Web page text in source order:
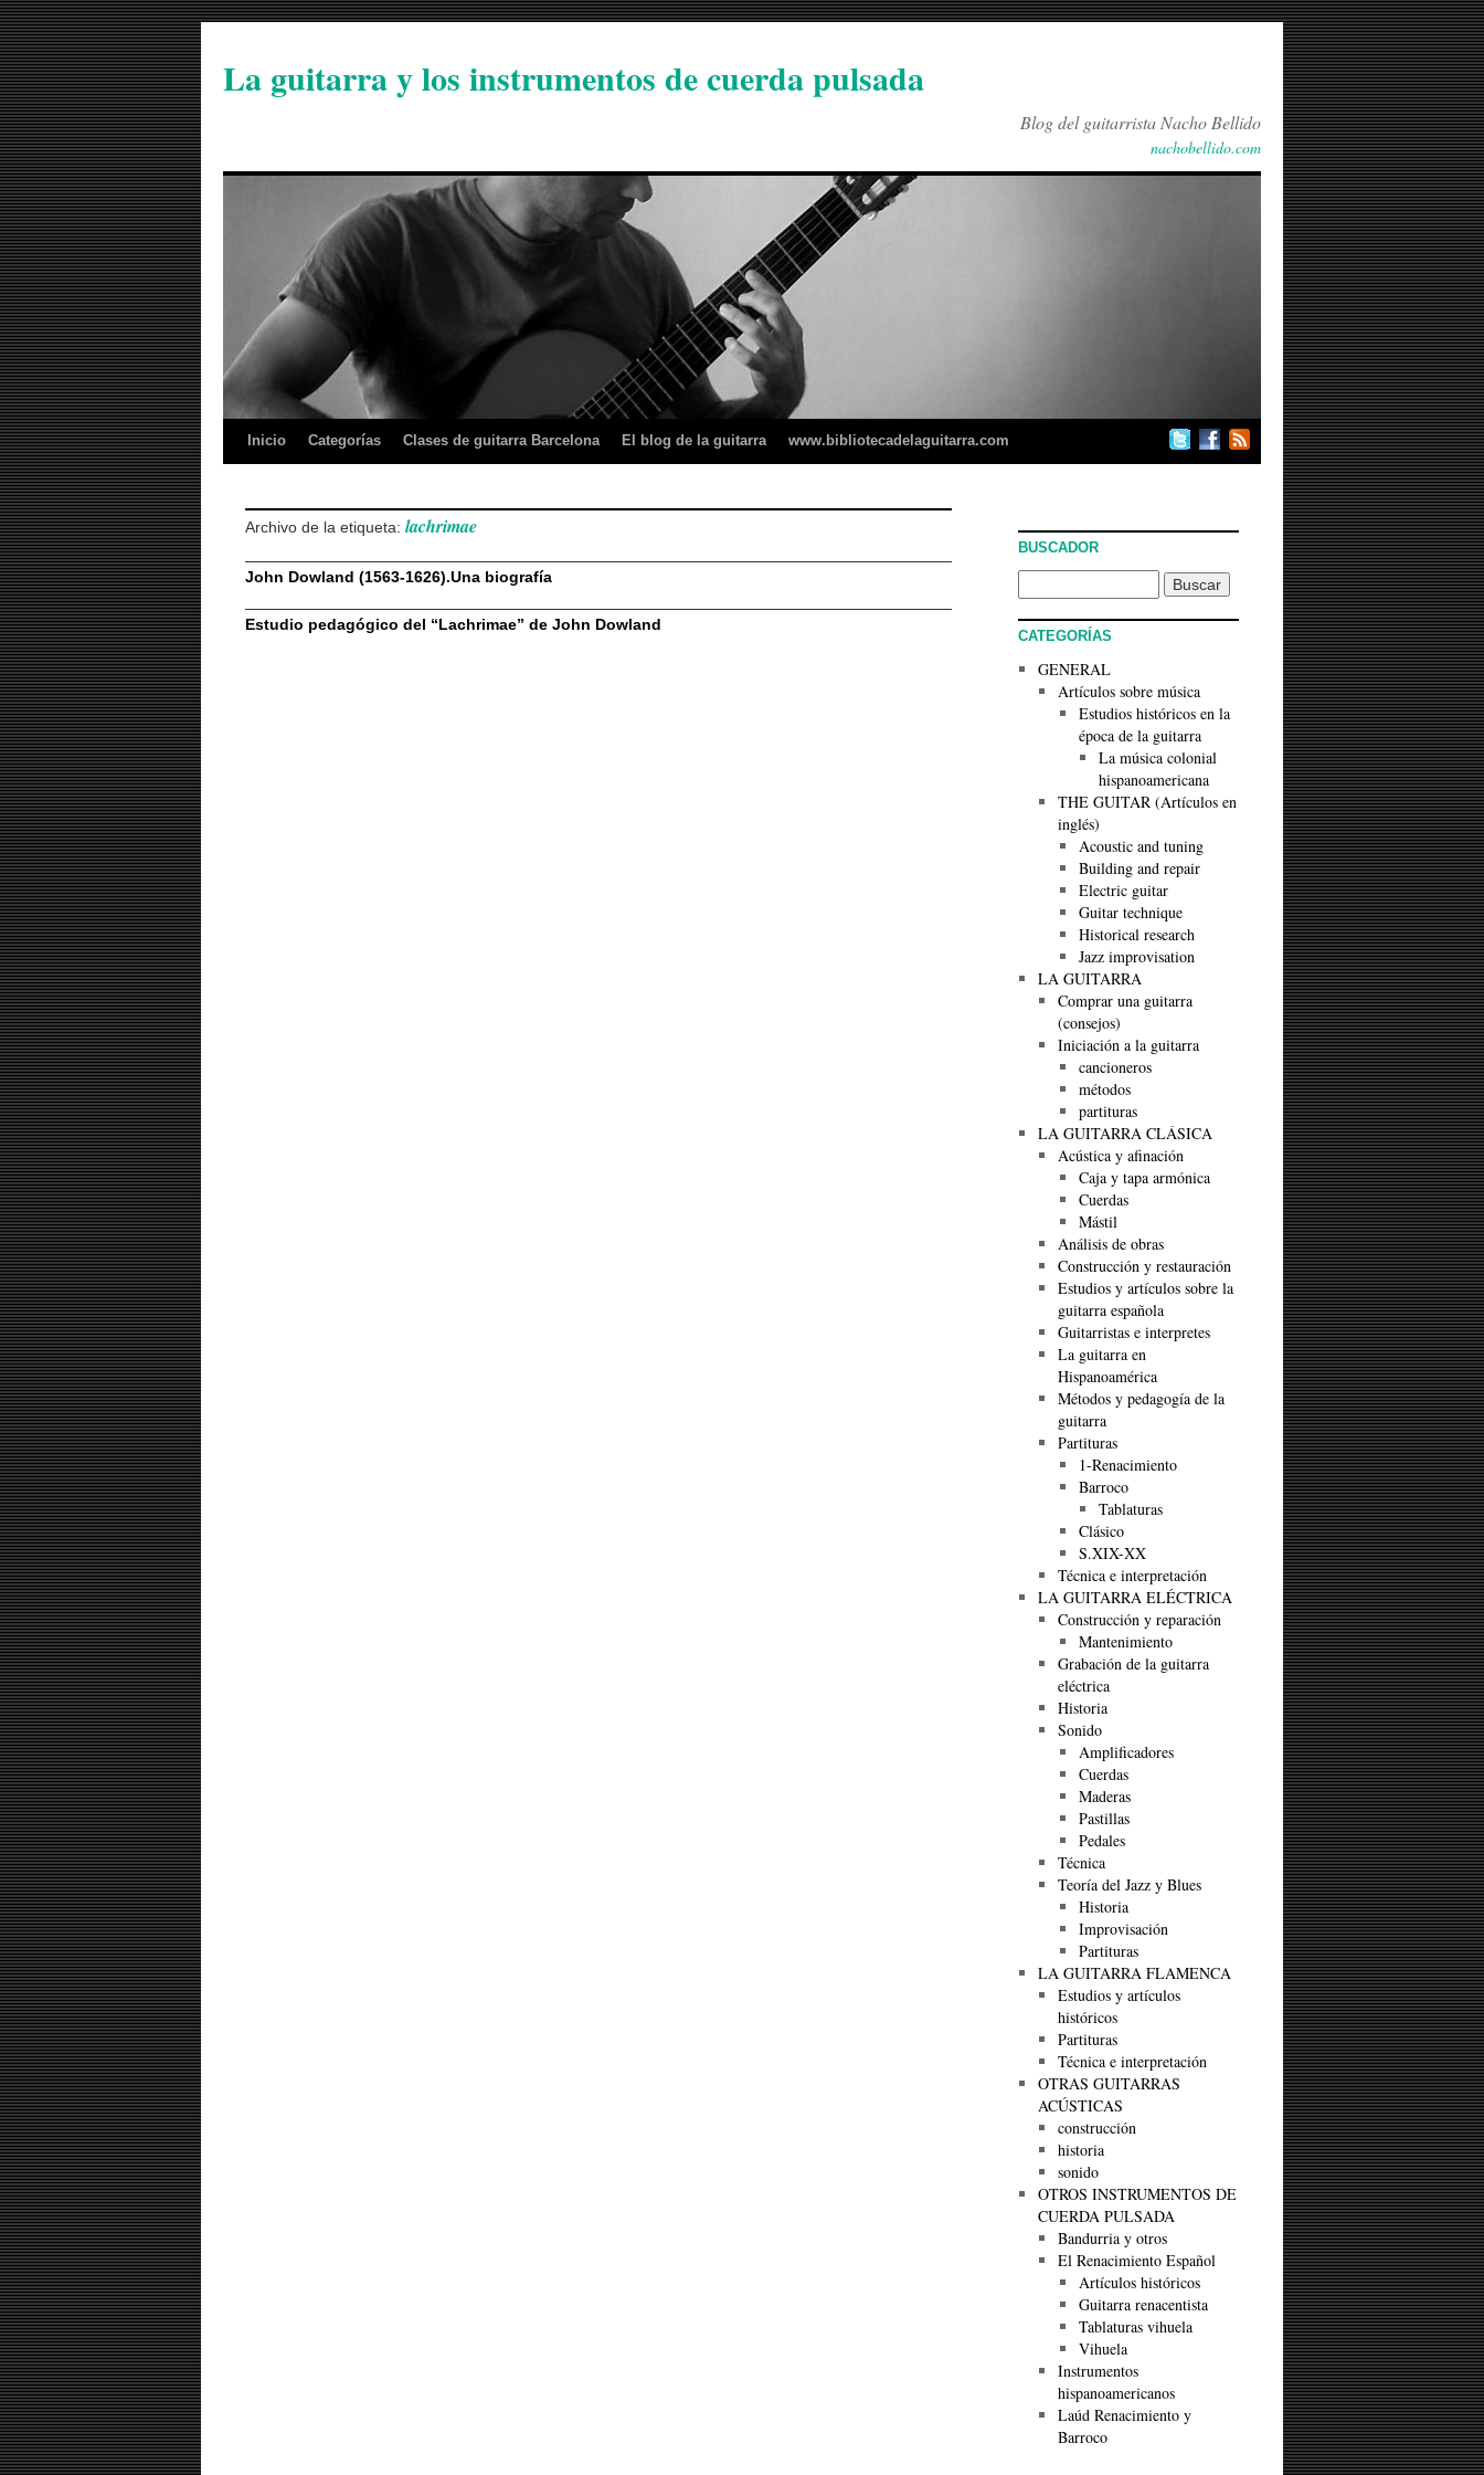
La guitarra y los instrumentos de cuerda pulsada
Blog del guitarrista Nacho Bellido
nachobellido.com
Inicio Categorías Clases de guitarra Barcelona El blog de la guitarra www.bibliotecadelaguitarra.com
Archivo de la etiqueta: lachrimae
John Dowland (1563-1626).Una biografía
Estudio pedagógico del “Lachrimae” de John Dowland
BUSCADOR
CATEGORÍAS
GENERAL
Artículos sobre música
Estudios históricos en la
época de la guitarra
La música colonial
hispanoamericana
THE GUITAR (Artículos en
inglés)
Acoustic and tuning
Building and repair
Electric guitar
Guitar technique
Historical research
Jazz improvisation
LA GUITARRA
Comprar una guitarra
(consejos)
Iniciación a la guitarra
cancioneros
métodos
partituras
LA GUITARRA CLÁSICA
Acústica y afinación
Caja y tapa armónica
Cuerdas
Mástil
Análisis de obras
Construcción y restauración
Estudios y artículos sobre la
guitarra española
Guitarristas e interpretes
La guitarra en
Hispanoamérica
Métodos y pedagogía de la
guitarra
Partituras
1-Renacimiento
Barroco
Tablaturas
Clásico
S.XIX-XX
Técnica e interpretación
LA GUITARRA ELÉCTRICA
Construcción y reparación
Mantenimiento
Grabación de la guitarra
eléctrica
Historia
Sonido
Amplificadores
Cuerdas
Maderas
Pastillas
Pedales
Técnica
Teoría del Jazz y Blues
Historia
Improvisación
Partituras
LA GUITARRA FLAMENCA
Estudios y artículos
históricos
Partituras
Técnica e interpretación
OTRAS GUITARRAS
ACÚSTICAS
construcción
historia
sonido
OTROS INSTRUMENTOS DE
CUERDA PULSADA
Bandurria y otros
El Renacimiento Español
Artículos históricos
Guitarra renacentista
Tablaturas vihuela
Vihuela
Instrumentos
hispanoamericanos
Laúd Renacimiento y
Barroco